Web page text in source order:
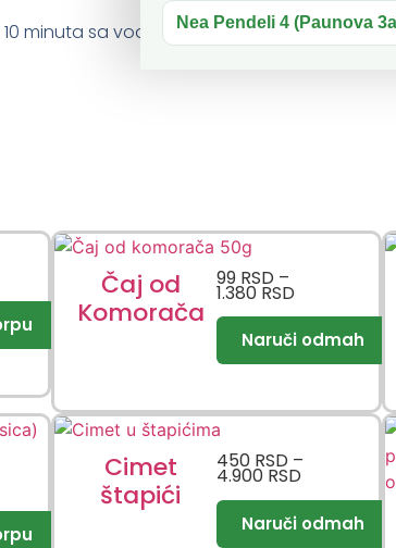
Nea Pendeli 4 (Paunova
minuta sa vodom ili mlekom. Zatim se
Čaj od
Komorača
99 RSD –
1.380 RSD
Cimet
štapići
450 RSD –
4.900 RSD